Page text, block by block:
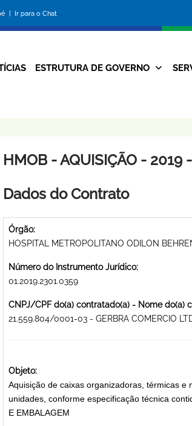
| Ir para o Chat
da
Prefeitura
ESTRUTURA DE GOVERNO
HMOB - AQUISIÇÃO - 2019
Dados do Contrato
Órgão:
HOSPITAL METROPOLITANO ODILON
Número do Instrumento Jurídico:
01.2019.2301.0359
CNPJ/CPF do(a) contratado(a) - Nome do(a)
21.559.804/0001-03 - GERBRA COMERCIO
Objeto:
Aquisição de caixas organizadoras, térmicas
unidades, conforme especificação técnica
E EMBALAGEM